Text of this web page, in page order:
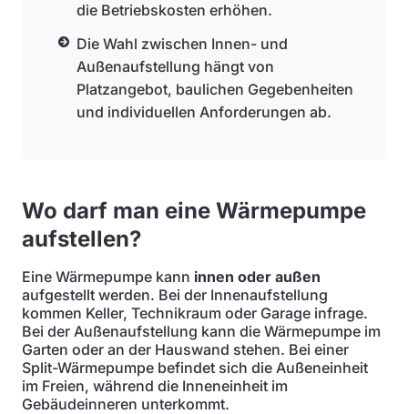
die Betriebskosten erhöhen.
Die Wahl zwischen Innen- und
Außenaufstellung hängt von
Platzangebot, baulichen Gegebenheiten
und individuellen Anforderungen ab.
Wo darf man eine Wärmepumpe
aufstellen?
Eine Wärmepumpe kann innen oder außen
aufgestellt werden. Bei der Innenaufstellung
kommen Keller, Technikraum oder Garage infrage.
Bei der Außenaufstellung kann die Wärmepumpe im
Garten oder an der Hauswand stehen. Bei einer
Split-Wärmepumpe befindet sich die Außeneinheit
im Freien, während die Inneneinheit im
Gebäudeinneren unterkommt.